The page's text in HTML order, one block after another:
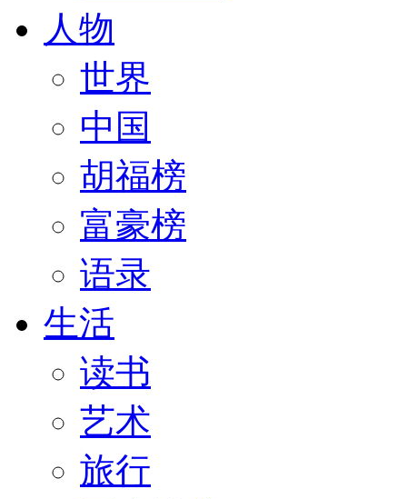
人物
世界
中国
胡福榜
富豪榜
语录
生活
读书
艺术
旅行